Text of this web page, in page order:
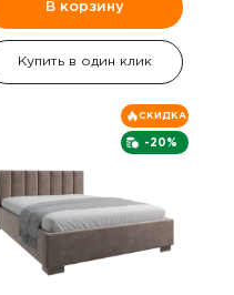
В корзину
Купить в один клик
-20%
СКИДКА